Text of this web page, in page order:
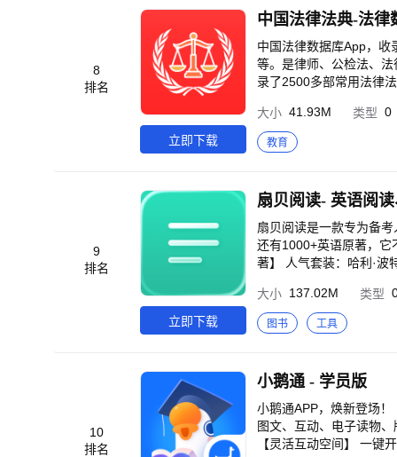
求的用户，都能轻松用上靠
更新的条款或者文本错误，请随时联系我们进
索，标题与章节检索 3. 快速索引定位
法律学者，法律专业学生，公务员考试等。 Chinese Laws 法律
法、民事诉讼及仲裁、商法、司法制度
说明 1.订阅服务：法律
包年68元/年（价格会因
4.续订：苹果iTunes账户
8
排名
立即下载
中国法律数据库App，收
等。是律师、公检法、法律专业学
录了2500多部常用法律
签）、收藏的搜索功能
工作好伴侣 8. iCloud同步：支持在多个设备间
记录法律法规学习心得
国的宪法、民法、商法
讼、刑事诉讼、国际法等。 如果未找到您需要的法律法规，请给我们反馈，我们会尽快收录。 同时也推荐
另一款产品「法律百宝
士。 ---------------------------------------------------- 【会员自动订阅说明】 • 订阅产品:「VIP会员按年订阅」、「VIP会员
按月订阅」等 • 订阅类
页面，点击「订阅」，
自动续订。 • 自动续期
期； 用户使用协议： https://www.youkangda.com/terms/law/terms_of_use.html 会员服务协议： https://www.youkan
大小 41.93M 类型 0
教育
9
排名
立即下载
扇贝阅读是一款专为备
还有1000+英语原著，它不
著】 人气套装：哈利·波
亮与六便士、彼得·潘、
小说精选…… 【精选短文】 每日更新全球热文，涵盖热点、科技、商业、科普、文化、生活、职场、教育、医疗等话
题，难度标注清晰，提
统性了解全球好书，帮你筛选出值得深读的好书。 【
与管理、生活与关系、
党、职场人利用碎片时间进行阅读，帮助
级、考研、雅思……提供
有长难句讲解、词汇精
大小 137.02M 类型
图书 工具
10
排名
小鹅通 - 学员版
小鹅通APP，焕新登场！ 【多元精品资源】 随心汲取专业养分，海量精选素材任您探索。 【沉浸式成长体验】 融合
图文、互动、电子读物
【灵活互动空间】 一键